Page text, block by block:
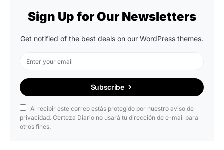
Sign Up for Our Newsletters
Get notified of the best deals on our WordPress themes.
Subscribe
Al recibir este correo estás protegido por nuestro aviso de
privacidad. Certeza Diario no usará tu dirección de e-mail para
otros fines.